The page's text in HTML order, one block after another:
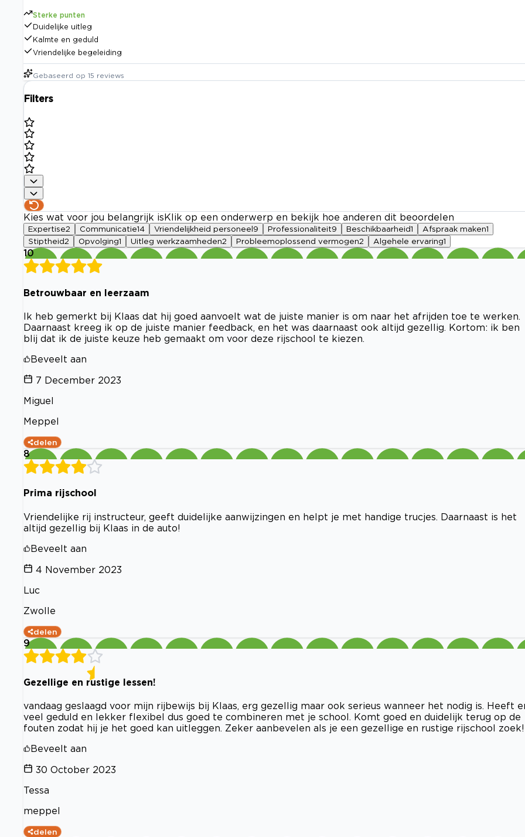
Sterke punten
Duidelijke uitleg
Kalmte en geduld
Vriendelijke begeleiding
Gebaseerd op 15 reviews
Filters
Kies wat voor jou belangrijk is Klik op een onderwerp en bekijk hoe anderen dit beoordelen
Expertise2 Communicatie14 Vriendelijkheid personeel 9 Professionaliteit9 Beschikbaarheid1 Afspraak maken1
Stiptheid2 Opvolging1 Uitleg werkzaamheden2 Probleemoplossend vermogen2 Algehele ervaring1
10
Betrouwbaar en leerzaam
Ik heb gemerkt bij Klaas dat hij goed aanvoelt wat de juiste manier is om naar het afrijden toe te werken.
Daarnaast kreeg ik op de juiste manier feedback, en het was daarnaast ook altijd gezellig. Kortom: ik ben
blij dat ik de juiste keuze heb gemaakt om voor deze rijschool te kiezen.
Beveelt aan
7 December 2023
Miguel
Meppel
delen
8
Prima rijschool
Vriendelijke rij instructeur, geeft duidelijke aanwijzingen en helpt je met handige trucjes. Daarnaast is het
altijd gezellig bij Klaas in de auto!
Beveelt aan
4 November 2023
Luc
Zwolle
delen
9
Gezellige en rustige lessen!
vandaag geslaagd voor mijn rijbewijs bij Klaas, erg gezellig maar ook serieus wanneer het nodig is. Heeft
veel geduld en lekker flexibel dus goed te combineren met je school. Komt goed en duidelijk terug op de
fouten zodat hij je het goed kan uitleggen. Zeker aanbevelen als je een gezellige en rustige rijschool zoek!
Beveelt aan
30 October 2023
Tessa
meppel
delen